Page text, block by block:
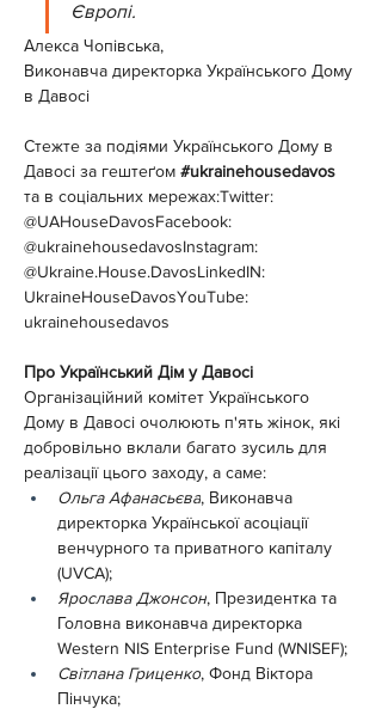
Європі.
Алекса Чопівська,
Виконавча директорка Українського Дому
в Давосі
Стежте за подіями Українського Дому в
Давосі за гештеґом #ukrainehousedavos
та в соціальних мережах:Twitter:
@UAHouseDavosFacebook:
@ukrainehousedavosInstagram:
@Ukraine.House.DavosLinkedIN:
UkraineHouseDavosYouTube:
ukrainehousedavos
Про Український Дім у Давосі
Організаційний комітет Українського
Дому в Давосі очолюють п'ять жінок, які
добровільно вклали багато зусиль для
реалізації цього заходу, а саме:
Ольга Афанасьєва, Виконавча
директорка Української асоціації
венчурного та приватного капіталу
(UVCA);
Ярослава Джонсон, Президентка та
Головна виконавча директорка
Western NIS Enterprise Fund (WNISEF);
Світлана Гриценко, Фонд Віктора
Пінчука;